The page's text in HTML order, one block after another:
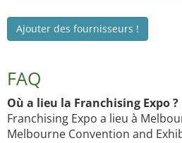
Ajouter des fournisseurs !
FAQ
Où a lieu la Franchising Expo ?
Franchising Expo a lieu à
Melbourne Convention and